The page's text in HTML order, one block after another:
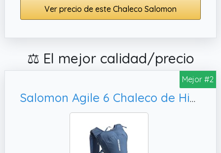
Ver precio de este Chaleco Salomon
⚖️ El mejor calidad/precio
Mejor #2
Salomon Agile 6 Chaleco de Hidratación Trail Running Senderismo Trail Running Senderismo MTB Unisexo, Versatilidad